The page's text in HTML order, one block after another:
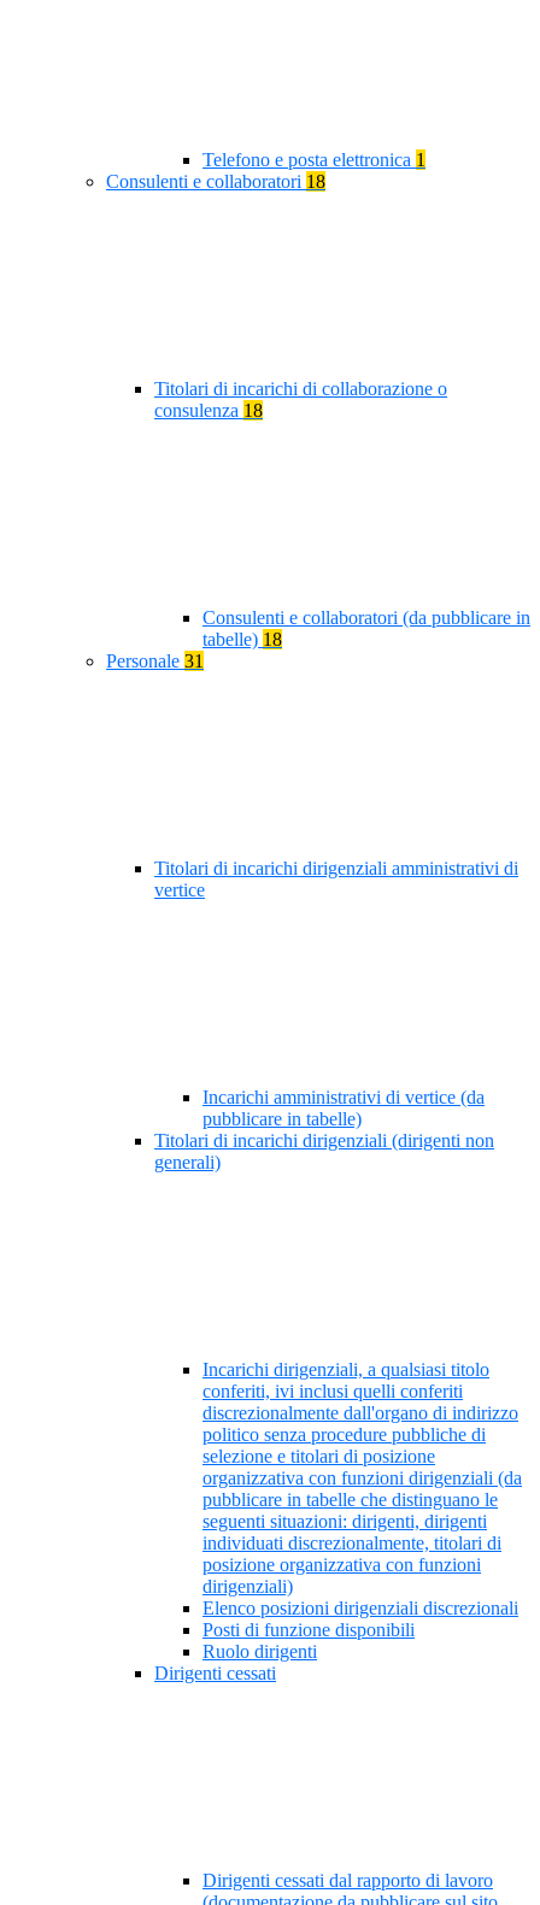
Telefono e posta elettronica 1
Consulenti e collaboratori 18
Titolari di incarichi di collaborazione o
consulenza 18
Consulenti e collaboratori (da pubblicare in
tabelle) 18
Personale 31
Titolari di incarichi dirigenziali amministrativi di
vertice
Incarichi amministrativi di vertice (da
pubblicare in tabelle)
Titolari di incarichi dirigenziali (dirigenti non
generali)
Incarichi dirigenziali, a qualsiasi titolo
conferiti, ivi inclusi quelli conferiti
discrezionalmente dall'organo di indirizzo
politico senza procedure pubbliche di
selezione e titolari di posizione
organizzativa con funzioni dirigenziali (da
pubblicare in tabelle che distinguano le
seguenti situazioni: dirigenti, dirigenti
individuati discrezionalmente, titolari di
posizione organizzativa con funzioni
dirigenziali)
Elenco posizioni dirigenziali discrezionali
Posti di funzione disponibili
Ruolo dirigenti
Dirigenti cessati
Dirigenti cessati dal rapporto di lavoro